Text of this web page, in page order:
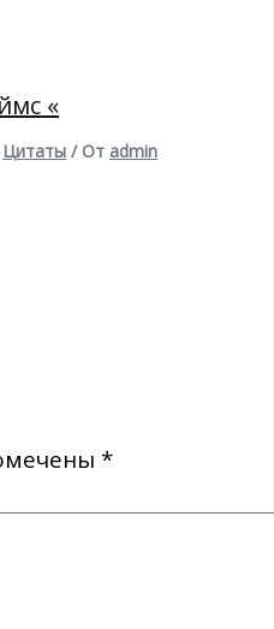
«
Цитаты / От admin
*